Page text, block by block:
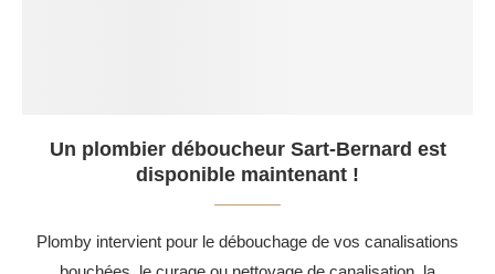
Un plombier déboucheur Sart-Bernard est
disponible maintenant !
Plomby intervient pour le débouchage de vos canalisations